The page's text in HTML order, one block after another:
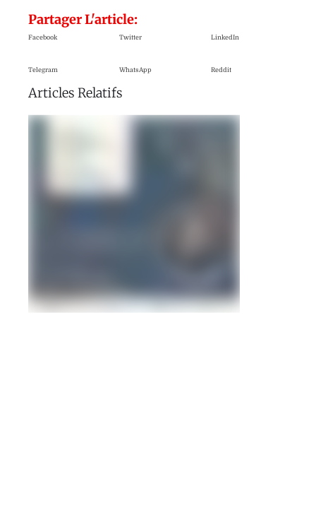
Partager L'article:
Facebook Twitter LinkedIn
Telegram WhatsApp Reddit
Articles Relatifs